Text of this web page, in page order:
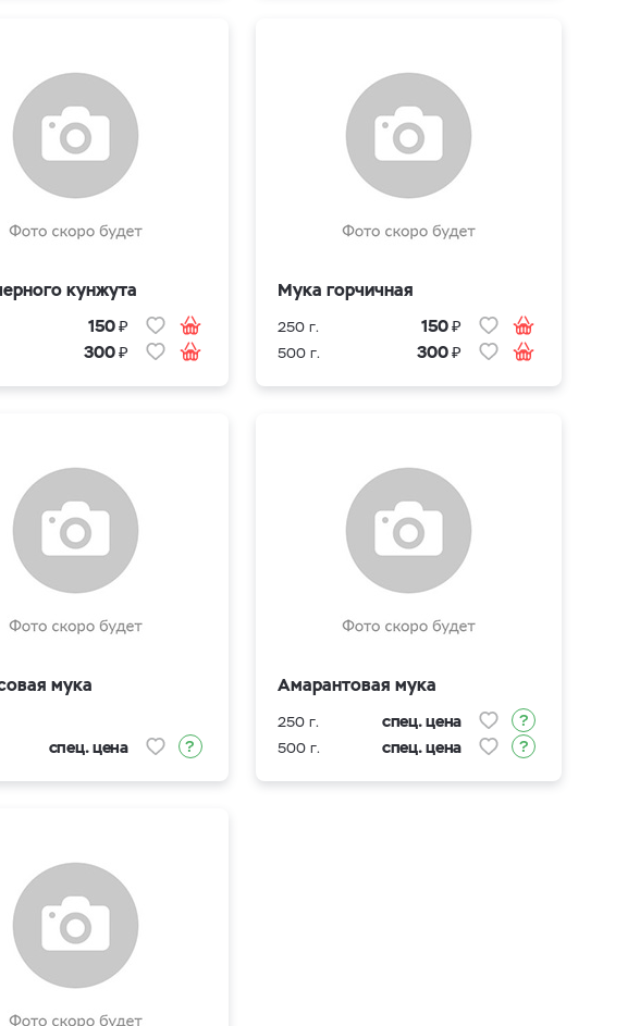
кунжута
150₽
300₽
Мука горчичная
250 г. 150₽
500 г. 300₽
мука
спец. цена
Амарантовая мука
250 г. спец. цена
500 г. спец. цена